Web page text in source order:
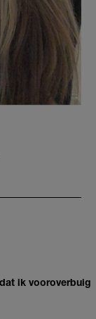
ik vooroverbuig